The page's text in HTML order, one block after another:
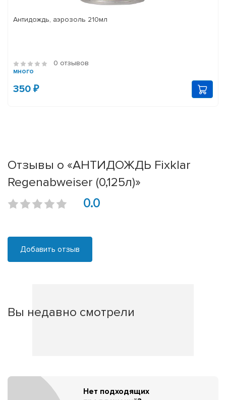
Антидождь, аэрозоль 210мл
0 отзывов
много
350 ₽
Отзывы о «АНТИДОЖДЬ Fixklar
Regenabweiser (0,125л)»
0.0
Добавить отзыв
Вы недавно смотрели
Нет подходящих